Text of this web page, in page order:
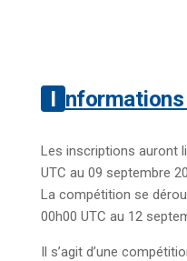
Les inscriptions auront
UTC au 09 septembre
La compétition se
00h00 UTC au 12
Il s’agit d’une